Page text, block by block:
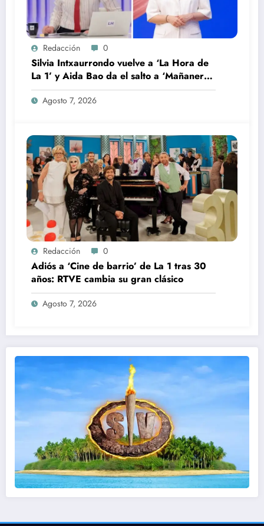
Redacción 0
Silvia Intxaurrondo vuelve a ‘La Hora de
La 1’ y Aida Bao da el salto a ‘Mañaneros
360’
Agosto 7, 2026
Redacción 0
Adiós a ‘Cine de barrio’ de La 1 tras 30
años: RTVE cambia su gran clásico
Agosto 7, 2026